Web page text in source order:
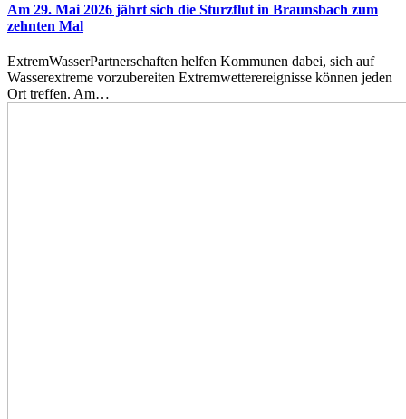
Am 29. Mai 2026 jährt sich die Sturzflut in Braunsbach zum
zehnten Mal
ExtremWasserPartnerschaften helfen Kommunen dabei, sich auf
Wasserextreme vorzubereiten Extremwetterereignisse können jeden
Ort treffen. Am…